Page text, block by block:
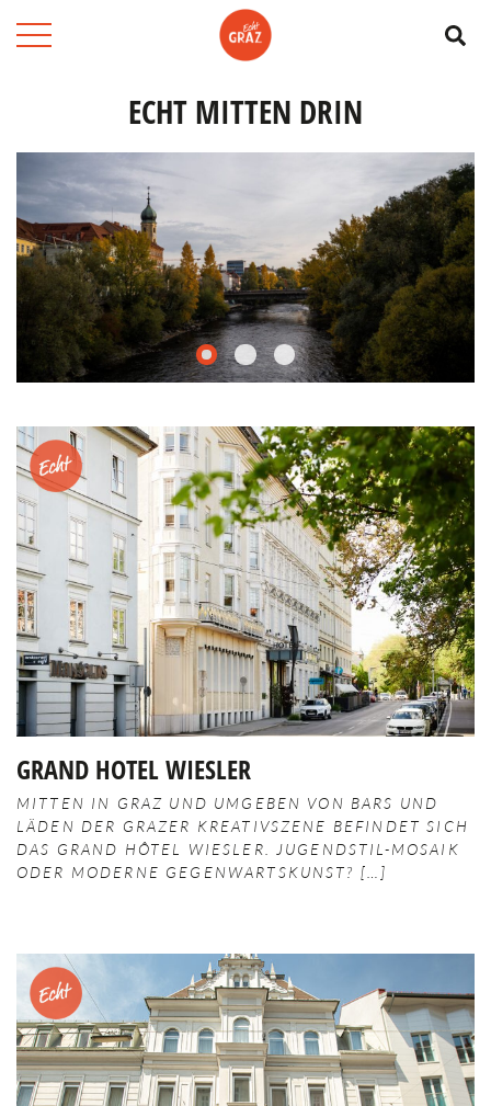
ECHT MITTEN DRIN
0 1 2
GRAND HOTEL WIESLER
MITTEN IN GRAZ UND UMGEBEN VON BARS UND
LÄDEN DER GRAZER KREATIVSZENE BEFINDET SICH
DAS GRAND HÔTEL WIESLER. JUGENDSTIL-MOSAIK
ODER MODERNE GEGENWARTSKUNST?
Merken
Merken